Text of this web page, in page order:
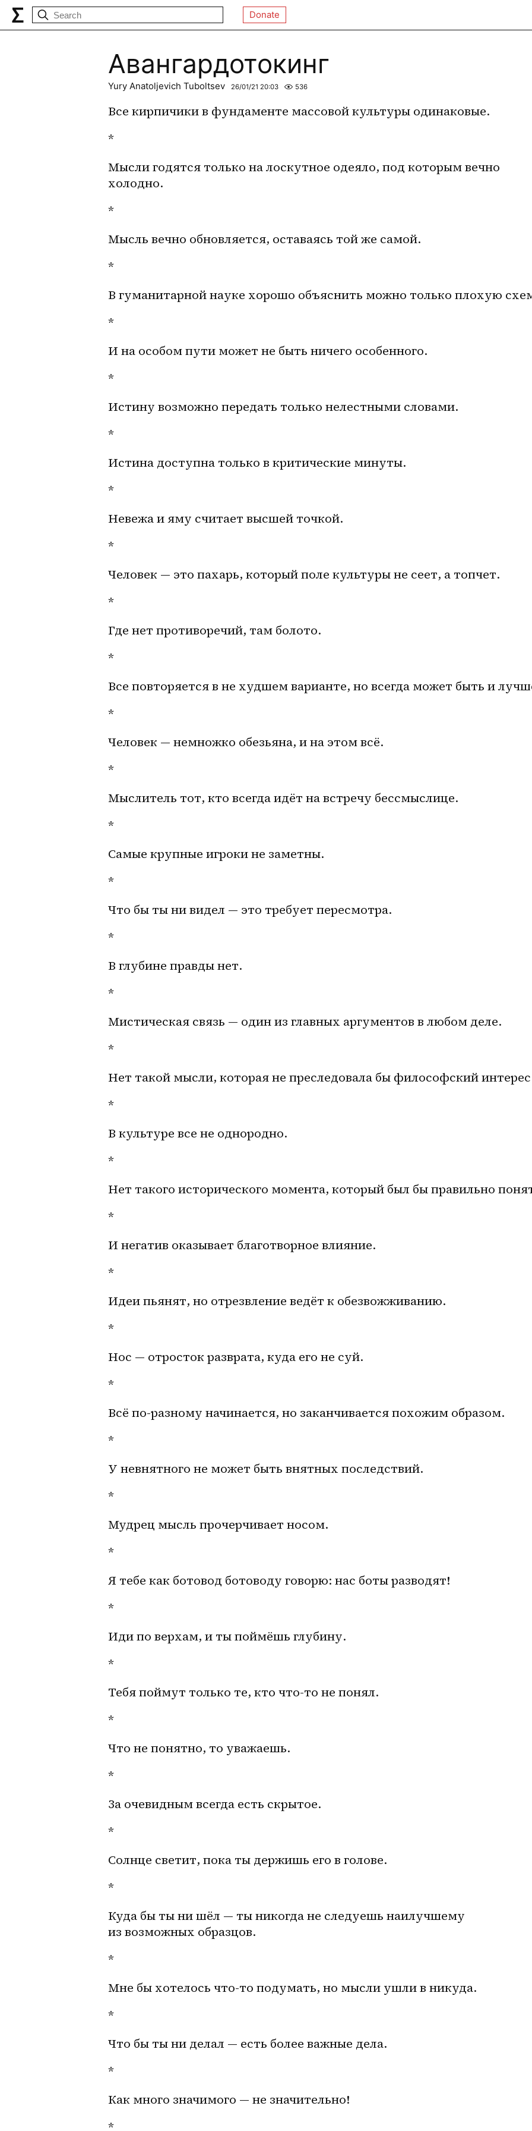
Donate
Авангардотокинг
Yury Anatoljevich Tuboltsev 26/01/21 20:03 536
Все кирпичики в фундаменте массовой культуры одинаковые.
*
Мысли годятся только на лоскутное одеяло, под которым вечно
холодно.
*
Мысль вечно обновляется, оставаясь той же самой.
*
В гуманитарной науке хорошо объяснить можно только плохую
*
И на особом пути может не быть ничего особенного.
*
Истину возможно передать только нелестными словами.
*
Истина доступна только в критические минуты.
*
Невежа и яму считает высшей точкой.
*
Человек — это пахарь, который поле культуры не сеет, а топчет.
*
Где нет противоречий, там болото.
*
Все повторяется в не худшем варианте, но всегда может быть и
*
Человек — немножко обезьяна, и на этом всё.
*
Мыслитель тот, кто всегда идёт на встречу бессмыслице.
*
Самые крупные игроки не заметны.
*
Что бы ты ни видел — это требует пересмотра.
*
В глубине правды нет.
*
Мистическая связь — один из главных аргументов в любом деле.
*
Нет такой мысли, которая не преследовала бы философский
*
В культуре все не однородно.
*
Нет такого исторического момента, который был бы правильно
*
И негатив оказывает благотворное влияние.
*
Идеи пьянят, но отрезвление ведёт к обезвожживанию.
*
Нос — отросток разврата, куда его не суй.
*
Всё по-разному начинается, но заканчивается похожим образом.
*
У невнятного не может быть внятных последствий.
*
Мудрец мысль прочерчивает носом.
*
Я тебе как ботовод ботоводу говорю: нас боты разводят!
*
Иди по верхам, и ты поймёшь глубину.
*
Тебя поймут только те, кто что-то не понял.
*
Что не понятно, то уважаешь.
*
За очевидным всегда есть скрытое.
*
Солнце светит, пока ты держишь его в голове.
*
Куда бы ты ни шёл — ты никогда не следуешь наилучшему
из возможных образцов.
*
Мне бы хотелось что-то подумать, но мысли ушли в никуда.
*
Что бы ты ни делал — есть более важные дела.
*
Как много значимого — не значительно!
*